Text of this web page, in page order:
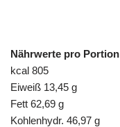
Nährwerte pro Portion
kcal 805
Eiweiß 13,45 g
Fett 62,69 g
Kohlenhydr. 46,97 g